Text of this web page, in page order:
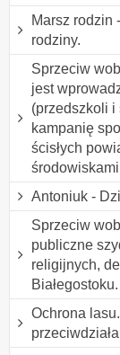
Marsz rodzin
rodziny.
Sprzeciw
jest
(przedszkoli i
kampanię
ścisłych
Antoniuk -
Sprzeciw
publiczne
religijnych,
Białegostoku.
Ochrona